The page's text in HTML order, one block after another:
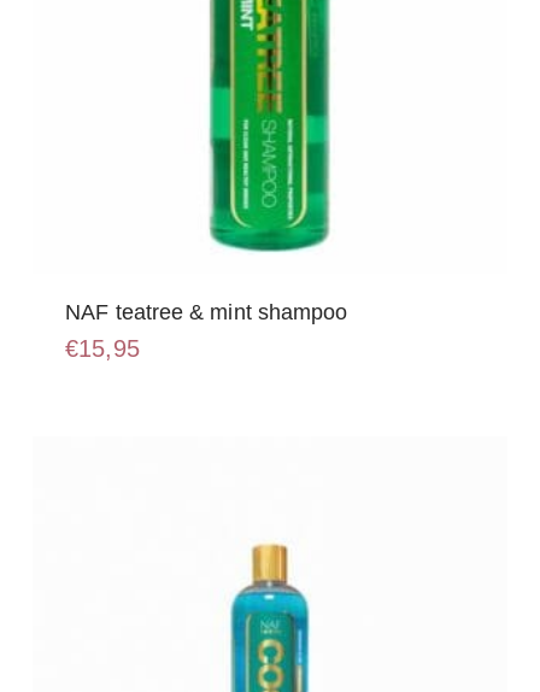
NAF teatree & mint shampoo
€15,95